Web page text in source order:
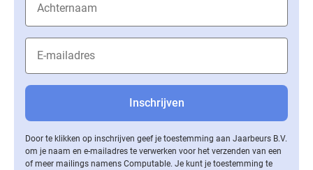
Door te klikken op inschrijven geef je toestemming aan Jaarbeurs B.V.
om je naam en e-mailadres te verwerken voor het verzenden van een
of meer mailings namens Computable. Je kunt je toestemming te